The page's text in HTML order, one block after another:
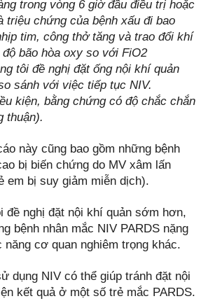
trong vòng 6 giờ đầu điều trị hoặc
triệu chứng của bệnh xấu đi bao
tim, công thở tăng và trao đổi khí
bão hòa oxy so với FiO2
tôi đề nghị đặt ống nội khí quản
sánh với việc tiếp tục NIV.
kiện, bằng chứng có độ chắc chắn
thuận).
này cũng bao gồm những bệnh
bị biến chứng do MV xâm lấn
em bị suy giảm miễn dịch).
đề nghị đặt nội khí quản sớm hơn,
bệnh nhân mắc NIV PARDS nặng
năng cơ quan nghiêm trọng khác.
dụng NIV có thể giúp tránh đặt nội
kết quả ở một số trẻ mắc PARDS.